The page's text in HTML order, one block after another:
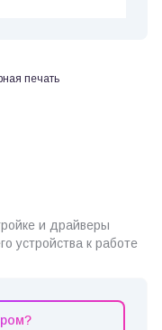
печать
и драйверы
устройства к работе